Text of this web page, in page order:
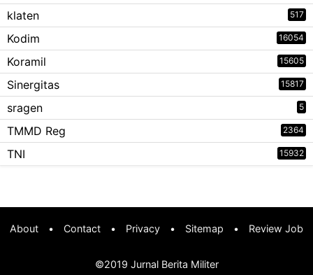
klaten 517
Kodim 16054
Koramil 15605
Sinergitas 15817
sragen 5
TMMD Reg 2364
TNI 15932
About • Contact • Privacy • Sitemap • Review Job
©2019 Jurnal Berita Militer